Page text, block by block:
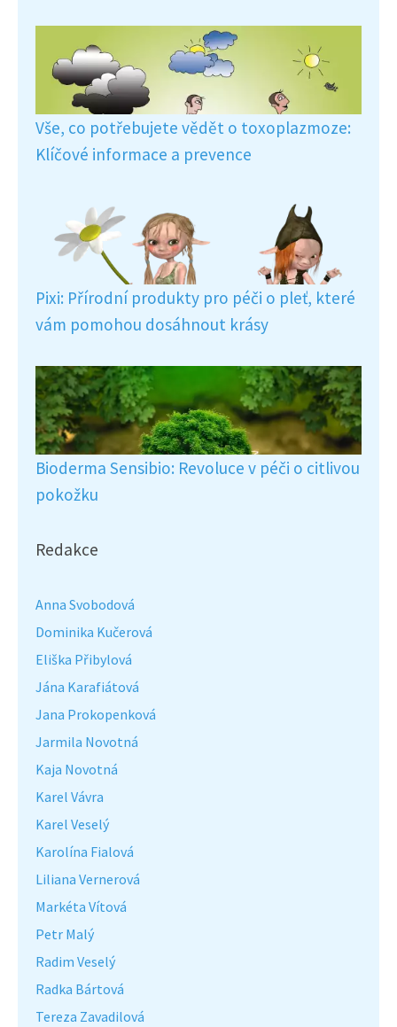
Vše, co potřebujete vědět o toxoplazmoze:
Klíčové informace a prevence
Pixi: Přírodní produkty pro péči o pleť, které
vám pomohou dosáhnout krásy
Bioderma Sensibio: Revoluce v péči o citlivou
pokožku
Redakce
Anna Svobodová
Dominika Kučerová
Eliška Přibylová
Jána Karafiátová
Jana Prokopenková
Jarmila Novotná
Kaja Novotná
Karel Vávra
Karel Veselý
Karolína Fialová
Liliana Vernerová
Markéta Vítová
Petr Malý
Radim Veselý
Radka Bártová
Tereza Zavadilová